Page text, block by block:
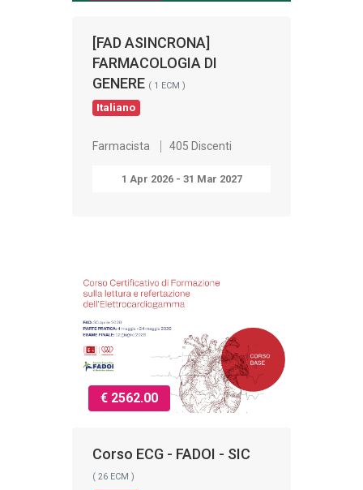
[FAD ASINCRONA]
FARMACOLOGIA DI
GENERE ( 1 ECM )
Italiano
Farmacista 405 Discenti
1 Apr 2026 - 31 Mar 2027
€ 2562.00
Corso ECG - FADOI - SIC
( 26 ECM )